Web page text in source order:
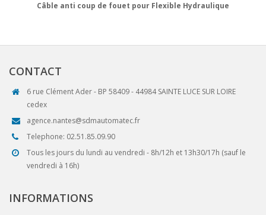
Câble anti coup de fouet pour Flexible Hydraulique
CONTACT
6 rue Clément Ader - BP 58409 - 44984 SAINTE LUCE SUR LOIRE
cedex
agence.nantes@sdmautomatec.fr
Telephone: 02.51.85.09.90
Tous les jours du lundi au vendredi - 8h/12h et 13h30/17h (sauf le
vendredi à 16h)
INFORMATIONS